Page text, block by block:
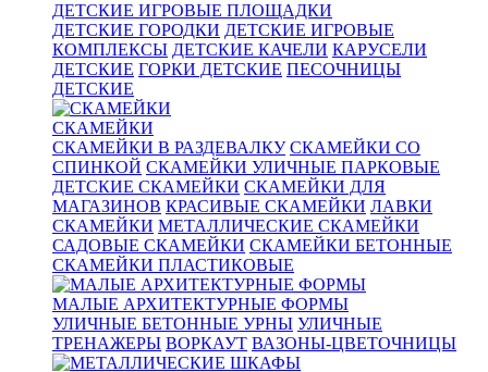
ДЕТСКИЕ ИГРОВЫЕ ПЛОЩАДКИ
ДЕТСКИЕ ГОРОДКИ ДЕТСКИЕ ИГРОВЫЕ
КОМПЛЕКСЫ ДЕТСКИЕ КАЧЕЛИ КАРУСЕЛИ
ДЕТСКИЕ ГОРКИ ДЕТСКИЕ ПЕСОЧНИЦЫ
ДЕТСКИЕ
СКАМЕЙКИ
СКАМЕЙКИ В РАЗДЕВАЛКУ СКАМЕЙКИ СО
СПИНКОЙ СКАМЕЙКИ УЛИЧНЫЕ ПАРКОВЫЕ
ДЕТСКИЕ СКАМЕЙКИ СКАМЕЙКИ ДЛЯ
МАГАЗИНОВ КРАСИВЫЕ СКАМЕЙКИ ЛАВКИ
СКАМЕЙКИ МЕТАЛЛИЧЕСКИЕ СКАМЕЙКИ
САДОВЫЕ СКАМЕЙКИ СКАМЕЙКИ БЕТОННЫЕ
СКАМЕЙКИ ПЛАСТИКОВЫЕ
МАЛЫЕ АРХИТЕКТУРНЫЕ ФОРМЫ
УЛИЧНЫЕ БЕТОННЫЕ УРНЫ УЛИЧНЫЕ
ТРЕНАЖЕРЫ ВОРКАУТ ВАЗОНЫ-ЦВЕТОЧНИЦЫ